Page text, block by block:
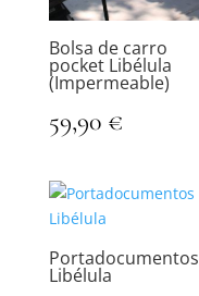
Bolsa de carro
pocket Libélula
(Impermeable)
59,90 €
Portadocumentos
Libélula